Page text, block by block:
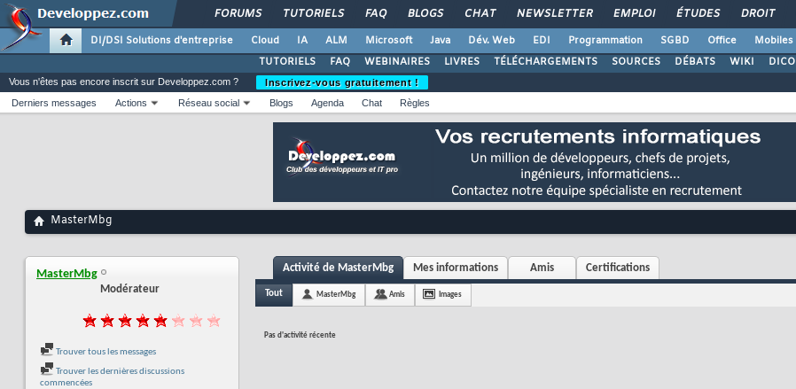
FORUMS TUTORIELS FAQ BLOGS CHAT NEWSLETTER EMPLOI ÉTUDES DROIT
DI/DSI Solutions d'entreprise Cloud IA ALM Microsoft Java Dév. Web EDI Programmation SGBD Office Mobiles
TUTORIELS
FAQ WEBINAIRES LIVRES TÉLÉCHARGEMENTS SOURCES DÉBATS WIKI DICO
Vous n'êtes pas encore inscrit sur Developpez.com ?
Inscrivez-vous gratuitement !
Derniers messages
Actions Réseau social Blogs Agenda Chat Règles
MasterMbg
MasterMbg
Modérateur
Trouver tous les messages
Trouver les dernières discussions
commencées
Activité de MasterMbg Mes informations Amis Certifications
Tout MasterMbg Amis Images
Pas d'activité récente